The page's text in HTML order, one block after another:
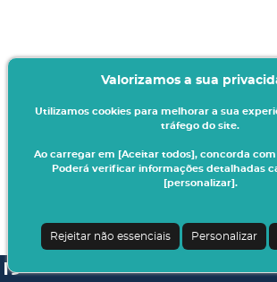
Valorizamos a sua
Utilizamos cookies para melhorar a sua
tráfego do site.
Ao carregar em [Aceitar todos], concorda com
Poderá verificar informações detalhadas
[personalizar].
Rejeitar não essenciais Personalizar